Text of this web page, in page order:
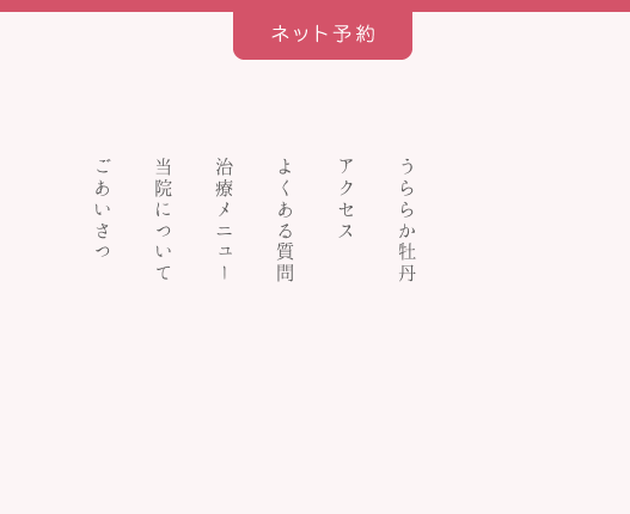
ごあいさつ 当院について 治療メニュー よくある質問 アクセス うららか牡丹